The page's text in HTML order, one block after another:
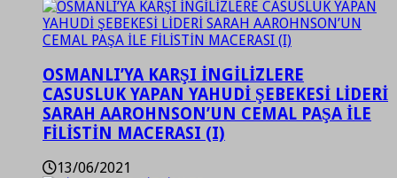
OSMANLI’YA KARŞI İNGİLİZLERE
CASUSLUK YAPAN YAHUDİ ŞEBEKESİ LİDERİ
SARAH AAROHNSON’UN CEMAL PAŞA İLE
FİLİSTİN MACERASI (I)
13/06/2021